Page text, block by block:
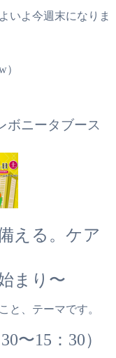
いよ今週末になりま
ボニータブース
える。ケア
まり〜
と、テーマです。
〜15：30）